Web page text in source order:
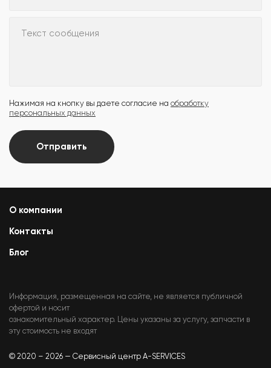
Текст сообщения
Нажимая на кнопку вы даете согласие на обработку
персональных данных
Отправить
О компании
Контакты
Блог
Информация, размещенная на сайте, не является публичной
офертой и носит
ознакомительный характер. Цены указаны за услугу, запчасти в
эту стоимость не входят
© 2020 – 2026 — Сервисный центр A-SERVICES